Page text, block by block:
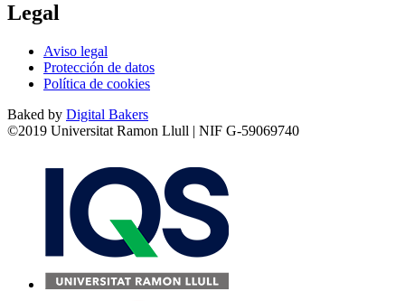
Legal
Aviso legal
Protección de datos
Política de cookies
Baked by Digital Bakers
©2019 Universitat Ramon Llull | NIF G-59069740